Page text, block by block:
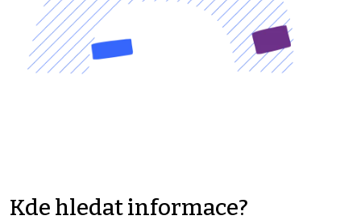
Kde hledat informace?